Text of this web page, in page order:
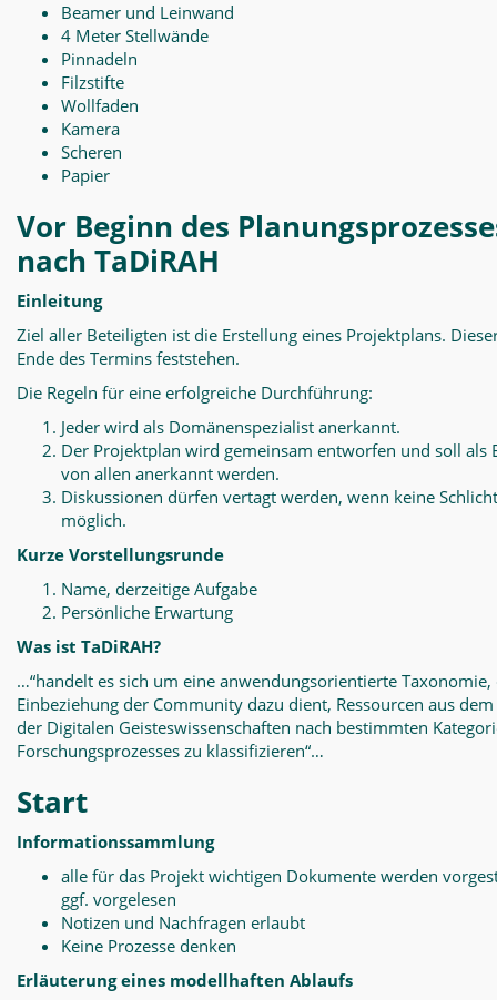
Beamer und Leinwand
4 Meter Stellwände
Pinnadeln
Filzstifte
Wollfaden
Kamera
Scheren
Papier
Vor Beginn des
nach TaDiRAH
Einleitung
Ziel aller Beteiligten ist die Erstellung eines Projektplans.
Ende des Termins feststehen.
Die Regeln für eine erfolgreiche Durchführung:
Jeder wird als Domänenspezialist anerkannt.
Der Projektplan wird gemeinsam entworfen und soll als
von allen anerkannt werden.
Diskussionen dürfen vertagt werden, wenn keine
möglich.
Kurze Vorstellungsrunde
Name, derzeitige Aufgabe
Persönliche Erwartung
Was ist TaDiRAH?
…“handelt es sich um eine anwendungsorientierte
Einbeziehung der Community dazu dient, Ressourcen aus
der Digitalen Geisteswissenschaften nach bestimmten
Forschungsprozesses zu klassifizieren“…
Start
Informationssammlung
alle für das Projekt wichtigen Dokumente werden
ggf. vorgelesen
Notizen und Nachfragen erlaubt
Keine Prozesse denken
Erläuterung eines modellhaften Ablaufs